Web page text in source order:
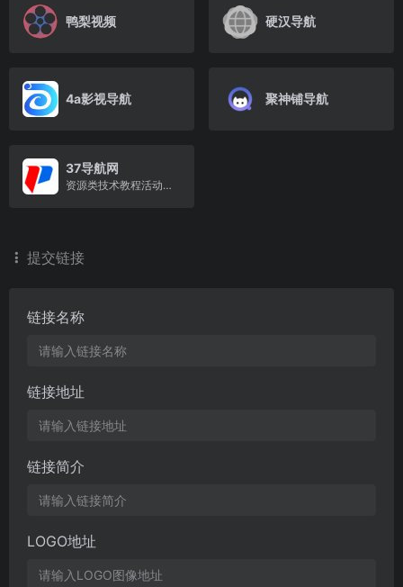
鸭梨视频 硬汉导航
4a影视导航 聚神铺导航
37导航网
资源类技术教程活动导航分类平台
提交链接
链接名称
链接地址
链接简介
LOGO地址